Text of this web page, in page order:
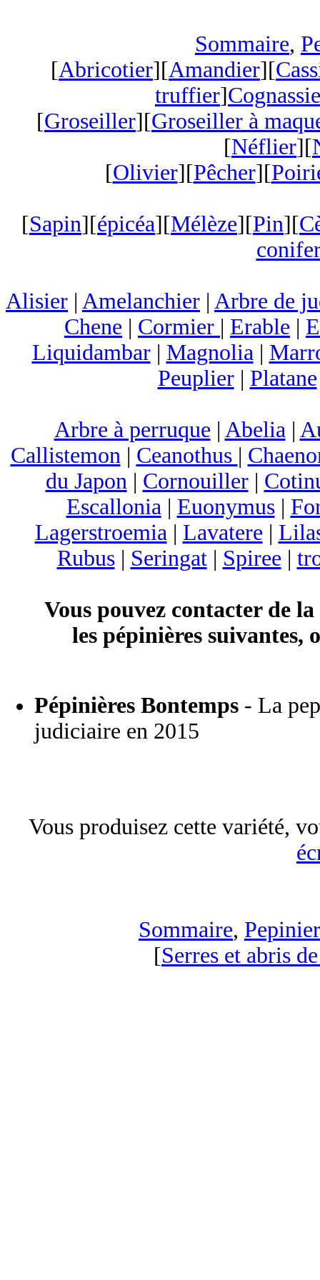
Sommaire,
[Abricotier][Amandier][
truffier]
[Groseiller][Groseiller à
[Néflier][
[Olivier][Pêcher][
[Sapin][épicéa][Mélèze][Pin][
Alisier | Amelanchier | Arbre de
Chene | Cormier | Erable |
Liquidambar| Magnolia|
Peuplier| Platane
Arbre à perruque | Abelia|
Callistemon| Ceanothus |
du Japon| Cornouiller|
Escallonia| Euonymus|
Lagerstroemia| Lavatere |
Rubus| Seringat| Spiree |
Vous pouvez contacter de
les pépinières
Pépinières Bontemps - La
judiciaire en 2015
Vous produisez cette variété,
Sommaire,
[Serres et abris